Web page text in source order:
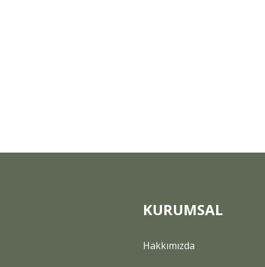
KURUMSAL
Hakkımızda